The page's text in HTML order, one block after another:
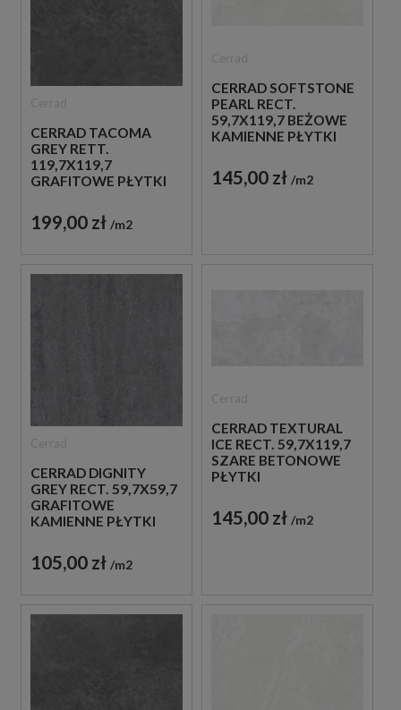
CERRAD TACOMA
GREY RETT.
119,7X119,7
GRAFITOWE PŁYTKI
199,00 zł m2
CERRAD SOFTSTONE
PEARL RECT.
59,7X119,7 BEŻOWE
KAMIENNE PŁYTKI
145,00 zł m2
CERRAD DIGNITY
GREY RECT. 59,7X59,7
GRAFITOWE
KAMIENNE PŁYTKI
105,00 zł m2
CERRAD TEXTURAL
ICE RECT. 59,7X119,7
SZARE BETONOWE
PŁYTKI
145,00 zł m2